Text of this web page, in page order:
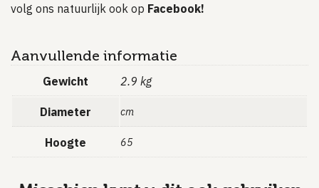
volg ons natuurlijk ook op Facebook!
Aanvullende informatie
Gewicht 2.9 kg
Diameter cm
Hoogte 65